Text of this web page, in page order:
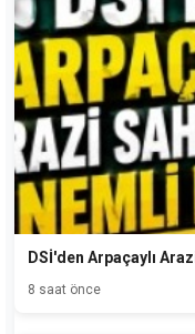
DSİ'den Arpaçaylı
8 saat önce